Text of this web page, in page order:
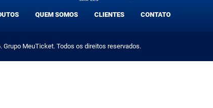
QUEM SOMOS CLIENTES CONTATO
Grupo MeuTicket. Todos os direitos reservados.